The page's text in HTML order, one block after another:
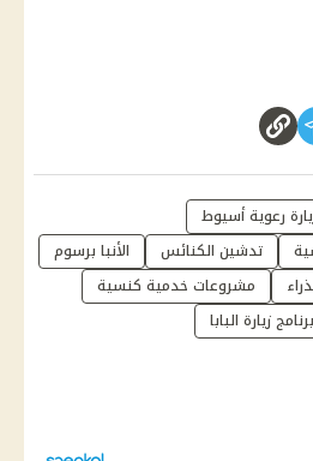
رعوية أسيوط
تدشين الكنائس
الأنبا برسوم
مشروعات خدمية كنسية
برنامج زيارة البابا